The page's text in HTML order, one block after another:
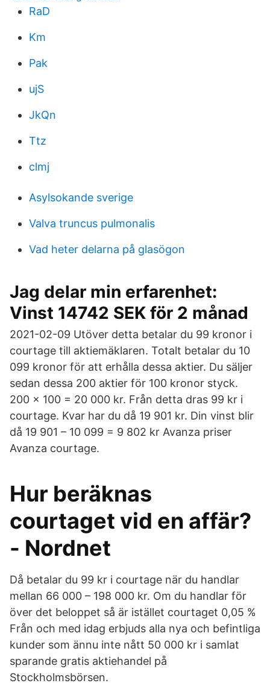
RaD
Km
Pak
ujS
JkQn
Ttz
clmj
Asylsokande sverige
Valva truncus pulmonalis
Vad heter delarna på glasögon
Jag delar min erfarenhet:
Vinst 14742 SEK för 2 månad
2021-02-09 Utöver detta betalar du 99 kronor i
courtage till aktiemäklaren. Totalt betalar du 10
099 kronor för att erhålla dessa aktier. Du säljer
sedan dessa 200 aktier för 100 kronor styck.
200 × 100 = 20 000 kr. Från detta dras 99 kr i
courtage. Kvar har du då 19 901 kr. Din vinst blir
då 19 901 – 10 099 = 9 802 kr Avanza priser
Avanza courtage.
Hur beräknas
courtaget vid en affär?
- Nordnet
Då betalar du 99 kr i courtage när du handlar
mellan 66 000 – 198 000 kr. Om du handlar för
över det beloppet så är istället courtaget 0,05 %
Från och med idag erbjuds alla nya och befintliga
kunder som ännu inte nått 50 000 kr i samlat
sparande gratis aktiehandel på
Stockholmsbörsen.